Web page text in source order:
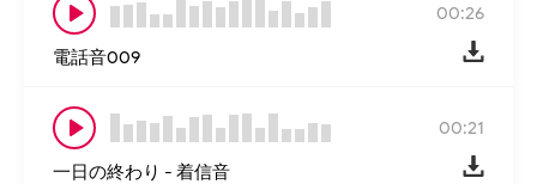
00:26
電話音009
00:21
一日の終わり - 着信音